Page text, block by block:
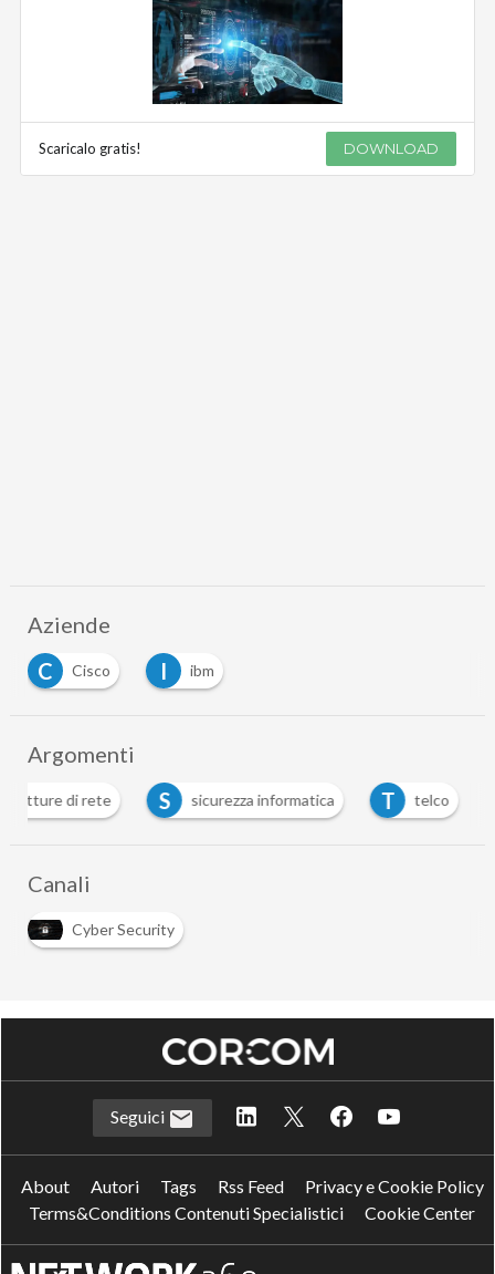
Scaricalo gratis! DOWNLOAD
Aziende
C
Cisco I ibm
Argomenti
di rete S sicurezza informatica T telco
Canali
Cyber Security
Seguici
About Autori Tags Rss Feed
Privacy e Cookie Policy
Terms&Conditions Contenuti Specialistici
Cookie Center